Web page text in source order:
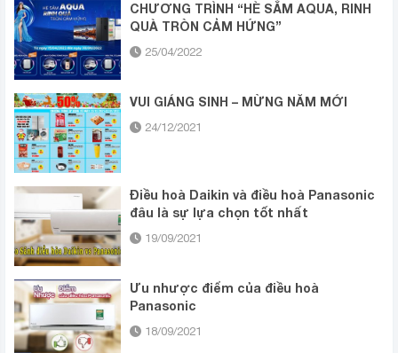
CHƯƠNG TRÌNH “HÈ SẮM AQUA, RINH
QUÀ TRÒN CẢM HỨNG”
25/04/2022
VUI GIÁNG SINH – MỪNG NĂM MỚI
24/12/2021
Điều hoà Daikin và điều hoà Panasonic
đâu là sự lựa chọn tốt nhất
19/09/2021
Ưu nhược điểm của điều hoà
Panasonic
18/09/2021